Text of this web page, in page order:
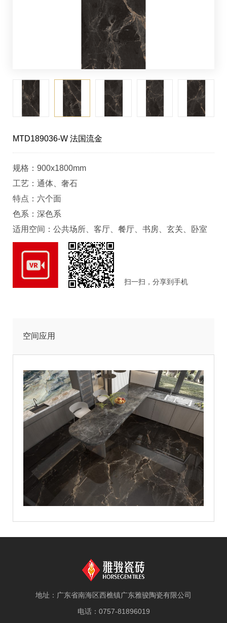
MTD189036-W 法国流金
规格：900x1800mm
工艺：通体、奢石
特点：六个面
色系：深色系
适用空间：公共场所、客厅、餐厅、书房、玄关、卧室
扫一扫，分享到手机
空间应用
地址：广东省南海区西樵镇广东雅骏陶瓷有限公司
电话：0757-81896019